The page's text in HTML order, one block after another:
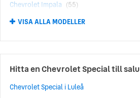
Chevrolet Impala (55)
Chevrolet Tahoe (40)
Chevrolet Bel Air (36)
Chevrolet Orlando (29)
Chevrolet Aveo (28)
Chevrolet Trax (23)
VISA ALLA MODELLER
Hitta en Chevrolet Special till
Chevrolet Special i Luleå